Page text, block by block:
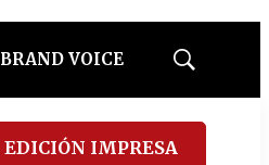
BRAND VOICE
Mostrar
EDICIÓN IMPRESA